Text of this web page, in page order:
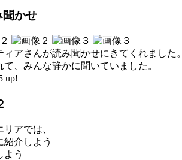
かせ
アさんが読み聞かせにきてくれました。
、みんな静かに聞いていました。
up!
アでは、
紹介しよう
よう